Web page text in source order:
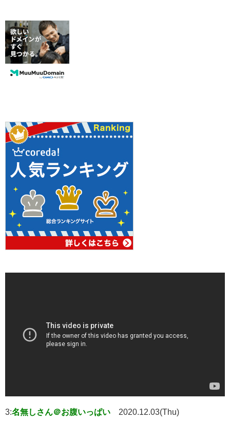
3:名無しさん＠お腹いっぱい 2020.12.03(Thu)